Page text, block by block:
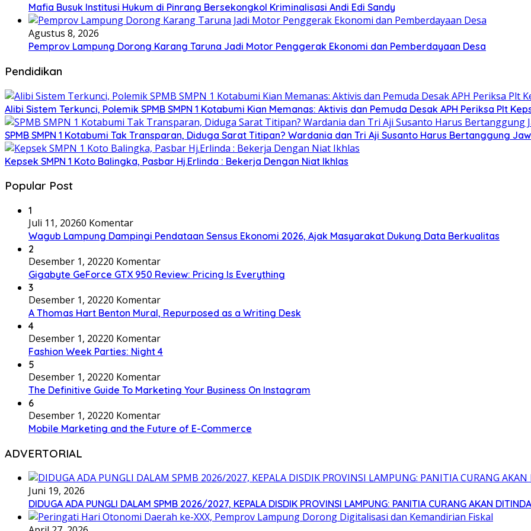
Mafia Busuk Institusi Hukum di Pinrang Bersekongkol Kriminalisasi Andi Edi Sandy
Agustus 8, 2026
Pemprov Lampung Dorong Karang Taruna Jadi Motor Penggerak Ekonomi dan Pemberdayaan Desa
Pendidikan
Alibi Sistem Terkunci, Polemik SPMB SMPN 1 Kotabumi Kian Memanas: Aktivis dan Pemuda Desak APH Periksa Plt
SPMB SMPN 1 Kotabumi Tak Transparan, Diduga Sarat Titipan? Wardania dan Tri Aji Susanto Harus Bertanggung
Kepsek SMPN 1 Koto Balingka, Pasbar Hj.Erlinda : Bekerja Dengan Niat Ikhlas
Popular Post
1
Juli 11, 20260 Komentar
Wagub Lampung Dampingi Pendataan Sensus Ekonomi 2026, Ajak Masyarakat Dukung Data Berkualitas
2
Desember 1, 20220 Komentar
Gigabyte GeForce GTX 950 Review: Pricing Is Everything
3
Desember 1, 20220 Komentar
A Thomas Hart Benton Mural, Repurposed as a Writing Desk
4
Desember 1, 20220 Komentar
Fashion Week Parties: Night 4
5
Desember 1, 20220 Komentar
The Definitive Guide To Marketing Your Business On Instagram
6
Desember 1, 20220 Komentar
Mobile Marketing and the Future of E-Commerce
ADVERTORIAL
Juni 19, 2026
DIDUGA ADA PUNGLI DALAM SPMB 2026/2027, KEPALA DISDIK PROVINSI LAMPUNG: PANITIA CURANG AKAN